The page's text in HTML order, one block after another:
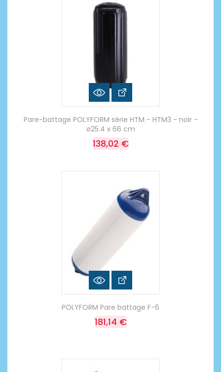
Pare-battage POLYFORM série HTM - HTM3 - noir -
ø25.4 x 66 cm
138,02 €
POLYFORM Pare battage F-6
181,14 €